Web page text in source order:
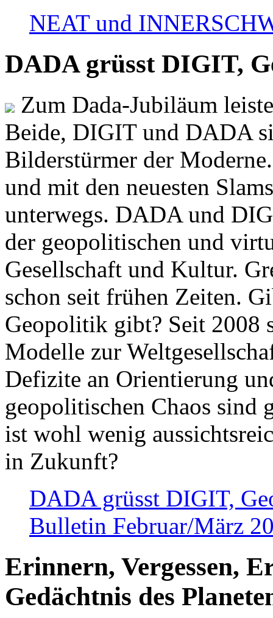
NEAT und
DADA grüsst DIGIT,
Zum Dada-Jubiläum
Beide, DIGIT und DADA
Bilderstürmer der
und mit den neuesten
unterwegs. DADA und
der geopolitischen und
Gesellschaft und Kultur.
schon seit frühen Zeiten.
Geopolitik gibt? Seit 2008
Modelle zur
Defizite an Orientierung
geopolitischen Chaos sind
ist wohl wenig
in Zukunft?
DADA grüsst DIGIT,
Bulletin Februar/März
Erinnern, Vergessen,
Gedächtnis des